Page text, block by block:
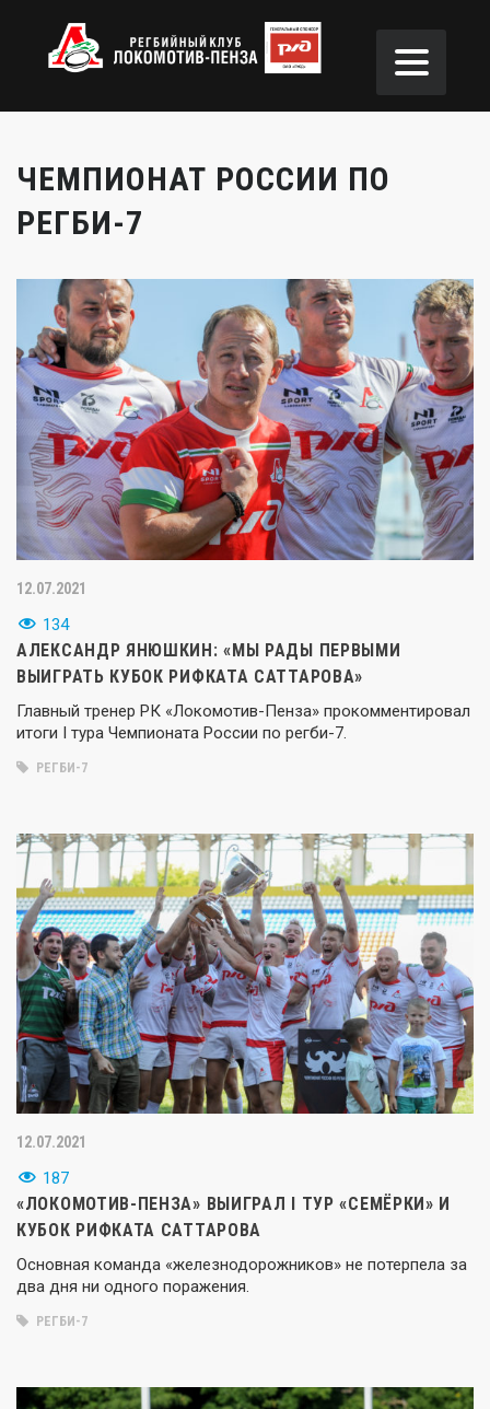
ЧЕМПИОНАТ РОССИИ ПО
РЕГБИ-7
12.07.2021
134
АЛЕКСАНДР ЯНЮШКИН: «МЫ РАДЫ ПЕРВЫМИ
ВЫИГРАТЬ КУБОК РИФКАТА САТТАРОВА»
Главный тренер РК «Локомотив-Пенза» прокомментировал
итоги I тура Чемпионата России по регби-7.
РЕГБИ-7
12.07.2021
187
«ЛОКОМОТИВ-ПЕНЗА» ВЫИГРАЛ I ТУР «СЕМЁРКИ» И
КУБОК РИФКАТА САТТАРОВА
Основная команда «железнодорожников» не потерпела за
два дня ни одного поражения.
РЕГБИ-7